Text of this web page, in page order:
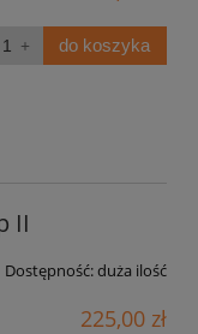
do koszyka
II
Dostępność:duża ilość
225,00 zł